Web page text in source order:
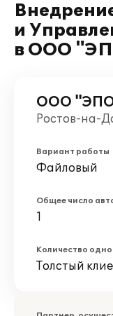
и
в ООО
ООО
Ростов-на-
Вариант работы
Файловый
Общее число
1
Количество
Толстый